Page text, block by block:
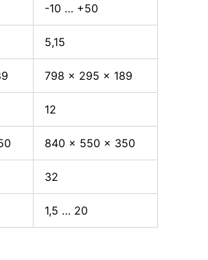
-10 … +50
5,15
798 x 295 x 189
12
840 x 550 x 350
32
1,5 … 20